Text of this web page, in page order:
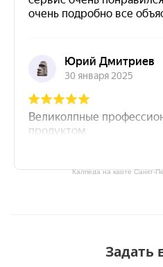
Калпеда на карте
Задать